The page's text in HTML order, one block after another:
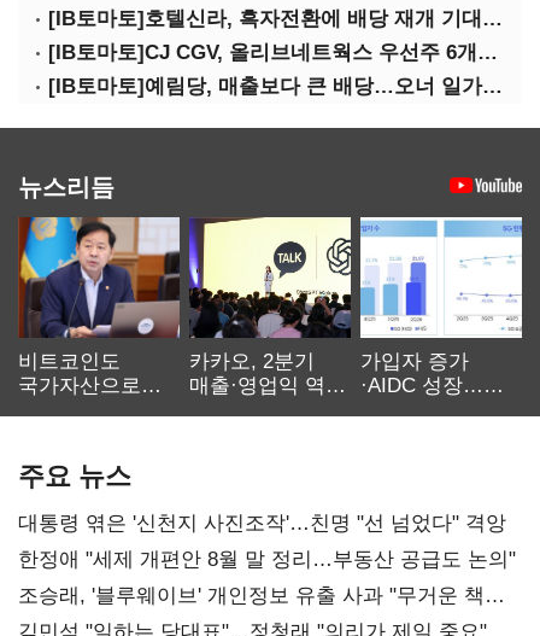
[IB토마토]호텔신라, 흑자전환에 배당 재개 기대감…삼성생명도 웃을까
[IB토마토]CJ CGV, 올리브네트웍스 우선주 6개월 만에 상환…왜?
[IB토마토]예림당, 매출보다 큰 배당…오너 일가에 절반 간다
뉴스리듬
비트코인도
국가자산으로…'
카카오, 2분기
매출·영업익 역대
가입자 증가
·AIDC 성장…
주요 뉴스
대통령 엮은 '신천지 사진조작'…친명 "선 넘었다" 격앙
한정애 "세제 개편안 8월 말 정리…부동산 공급도 논의"
조승래, '블루웨이브' 개인정보 유출 사과 "무거운 책임
통감"
김민석 "일하는 당대표"…정청래 "의리가 제일 중요"